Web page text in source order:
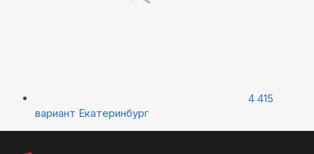
4 415
вариант Екатеринбург